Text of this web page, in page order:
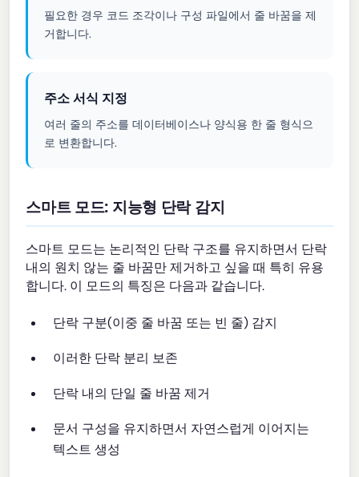
필요한 경우 코드 조각이나 구성 파일에서 줄 바꿈을 제
거합니다.
주소 서식 지정
여러 줄의 주소를 데이터베이스나 양식용 한 줄 형식으
로 변환합니다.
스마트 모드: 지능형 단락 감지
스마트 모드는 논리적인 단락 구조를 유지하면서 단락
내의 원치 않는 줄 바꿈만 제거하고 싶을 때 특히 유용
합니다. 이 모드의 특징은 다음과 같습니다.
단락 구분(이중 줄 바꿈 또는 빈 줄) 감지
이러한 단락 분리 보존
단락 내의 단일 줄 바꿈 제거
문서 구성을 유지하면서 자연스럽게 이어지는
텍스트 생성